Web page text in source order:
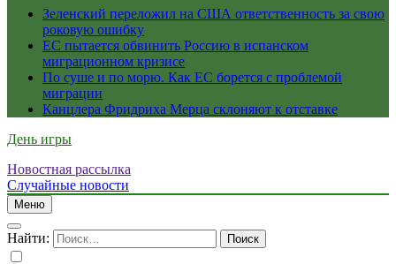
Зеленский переложил на США ответственность за свою
роковую ошибку
ЕС пытается обвинить Россию в испанском
миграционном кризисе
По суше и по морю. Как ЕС борется с проблемой
миграции
Канцлера Фридриха Мерца склоняют к отставке
День игры
Новостная рассылка
Случайные новости
Меню
Найти: